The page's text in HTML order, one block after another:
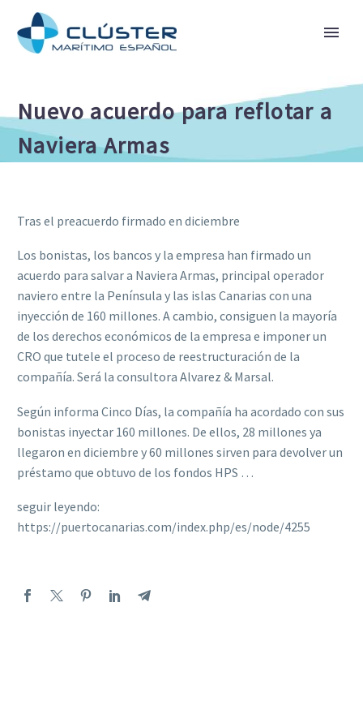
Nuevo acuerdo para reflotar a
Naviera Armas
Tras el preacuerdo firmado en diciembre
Los bonistas, los bancos y la empresa han firmado un
acuerdo para salvar a Naviera Armas, principal operador
naviero entre la Península y las islas Canarias con una
inyección de 160 millones. A cambio, consiguen la mayoría
de los derechos económicos de la empresa e imponer un
CRO que tutele el proceso de ­reestructuración de la
compañía. Será la consultora Alvarez & Marsal.
Según informa Cinco Días, la compañía ha acordado con sus
bonistas inyectar 160 millones. De ellos, 28 millones ya
llegaron en diciembre y 60 millones sirven para devolver un
préstamo que obtuvo de los fondos HPS …
seguir leyendo:
https://puertocanarias.com/index.php/es/node/4255